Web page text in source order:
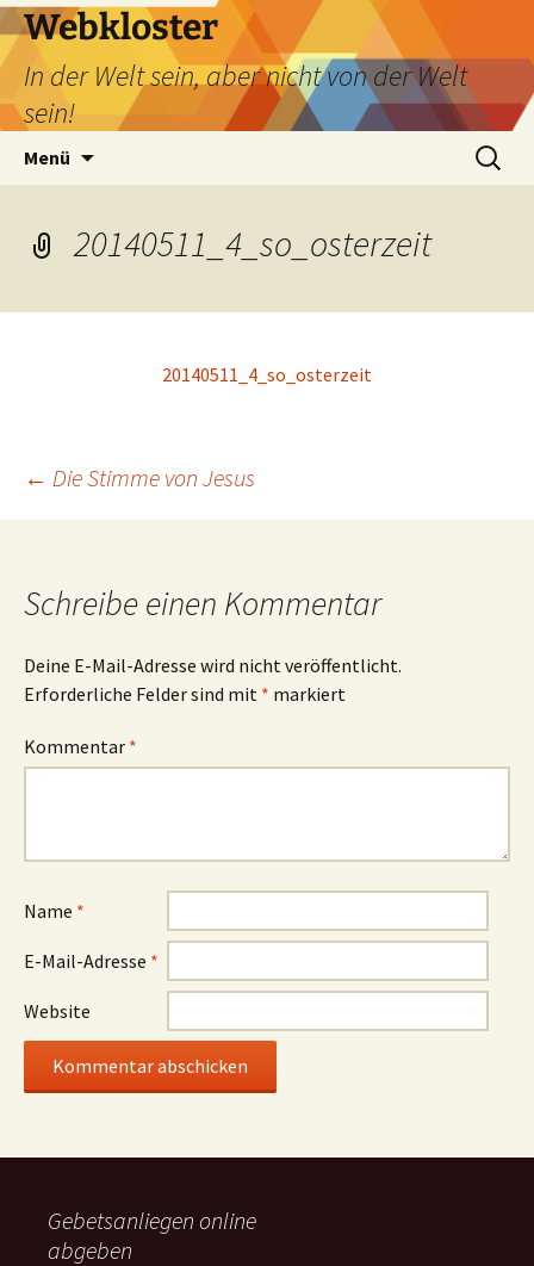
Webkloster
In der Welt sein, aber nicht von der Welt
sein!
Menü
Suchen
nach:
20140511_4_so_osterzeit
20140511_4_so_osterzeit
Beitragsnavigation
← Die Stimme von Jesus
Schreibe einen Kommentar
Deine E-Mail-Adresse wird nicht veröffentlicht.
Erforderliche Felder sind mit * markiert
Kommentar *
Name *
E-Mail-Adresse *
Website
Gebetsanliegen online
abgeben